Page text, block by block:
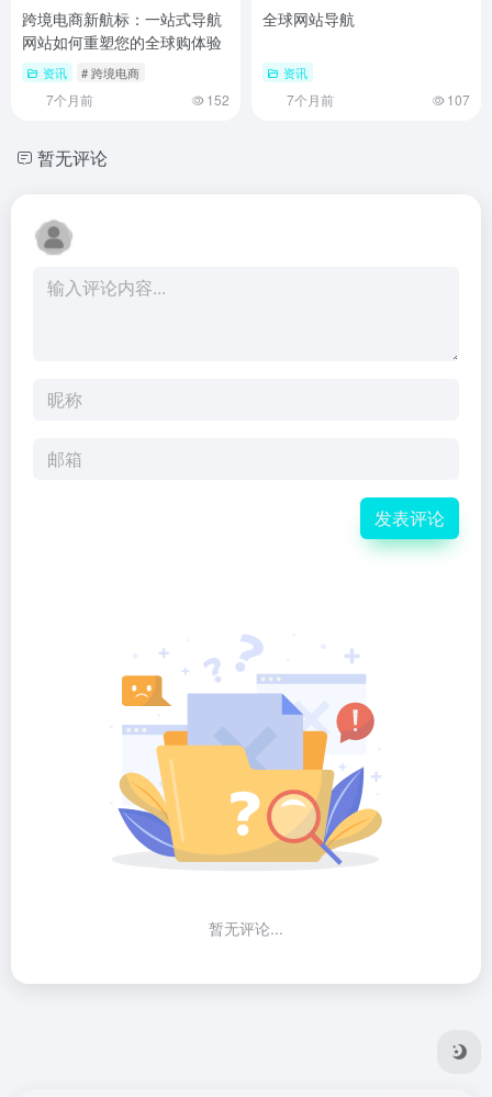
跨境电商新航标：一站式导航
网站如何重塑您的全球购体验
资讯 # 跨境电商
7个月前 152
全球网站导航
资讯
7个月前 107
暂无评论
发表评论
暂无评论...